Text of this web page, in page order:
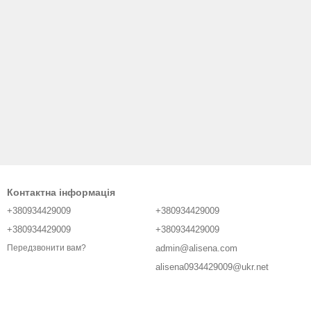
Контактна інформація
+380934429009
+380934429009
Передзвонити вам?
+380934429009
+380934429009
admin@alisena.com
alisena0934429009@ukr.net